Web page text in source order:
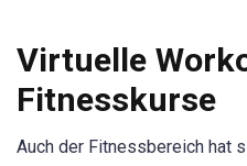
Virtuelle
Fitnesskurse
Auch der Fitnessbereich hat